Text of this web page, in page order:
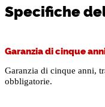
Specifiche
Garanzia di cinque
Garanzia di cinque anni,
obbligatorie.